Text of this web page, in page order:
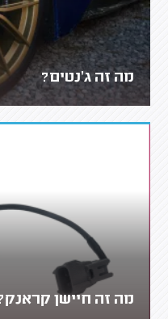
מה זה ג'נטים?
מה זה חיישן